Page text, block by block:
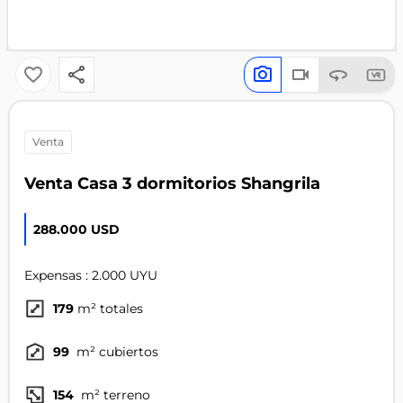
venta
Venta Casa 3 dormitorios Shangrila
288.000 USD
Expensas : 2.000 UYU
179 m² totales
99 m² cubiertos
154 m² terreno